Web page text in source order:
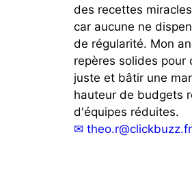
des recettes
car aucune ne
de régularité. Mon
repères solides pour
juste et bâtir une
hauteur de budgets
d'équipes réduites.
✉ theo.r@clickbuzz.fr